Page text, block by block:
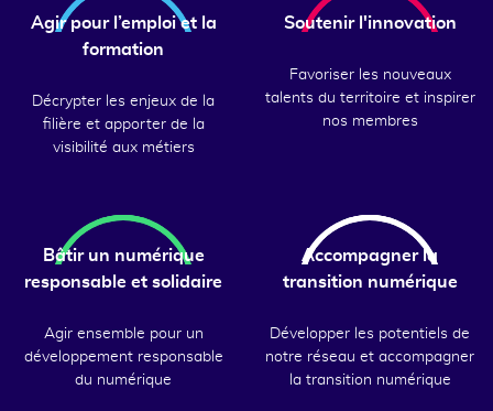
Agir pour l’emploi et la
formation
Décrypter les enjeux de la
filière et apporter de la
visibilité aux métiers
Soutenir l'innovation
Favoriser les nouveaux
talents du territoire et inspirer
nos membres
Bâtir un numérique
responsable et solidaire
Agir ensemble pour un
développement responsable
du numérique
Accompagner la
transition numérique
Développer les potentiels de
notre réseau et accompagner
la transition numérique